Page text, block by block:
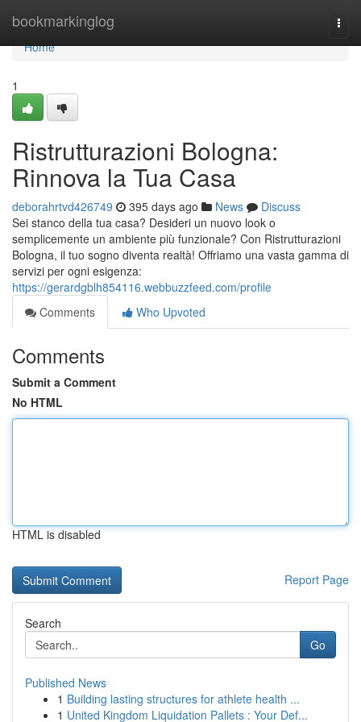
bookmarkinglog
Home
Home
1
Ristrutturazioni Bologna:
Rinnova la Tua Casa
deborahrtvd426749 395 days ago News
Discuss
Sei stanco della tua casa? Desideri un nuovo look o
semplicemente un ambiente più funzionale? Con Ristrutturazioni
Bologna, il tuo sogno diventa realtà! Offriamo una vasta gamma di
servizi per ogni esigenza:
https://gerardgblh854116.webbuzzfeed.com/profile
Comments
Who Upvoted
Comments
Submit a Comment
No HTML
HTML is disabled
Report Page
Search
Go
Published News
1 Building lasting structures for athlete health ...
1 United Kingdom Liquidation Pallets : Your Def...